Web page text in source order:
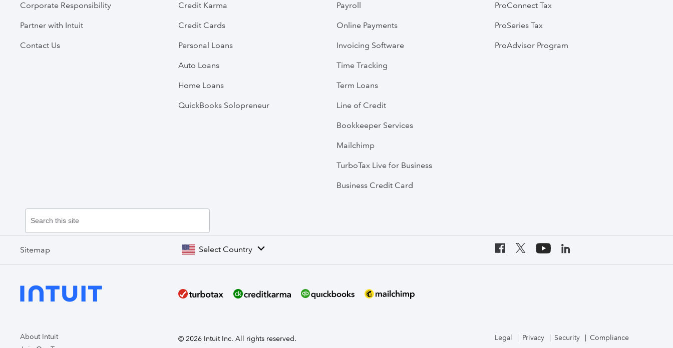
Corporate Responsibility
Partner with Intuit
Contact Us
Credit Karma
Credit Cards
Personal Loans
Auto Loans
Home Loans
QuickBooks Solopreneur
Payroll
Online Payments
Invoicing Software
Time Tracking
Term Loans
Line of Credit
Bookkeeper Services
Mailchimp
TurboTax Live for Business
Business Credit Card
ProConnect Tax
ProSeries Tax
ProAdvisor Program
Sitemap Select Country
About Intuit
© 2026 Intuit Inc. All rights reserved. Legal Privacy Security Compliance